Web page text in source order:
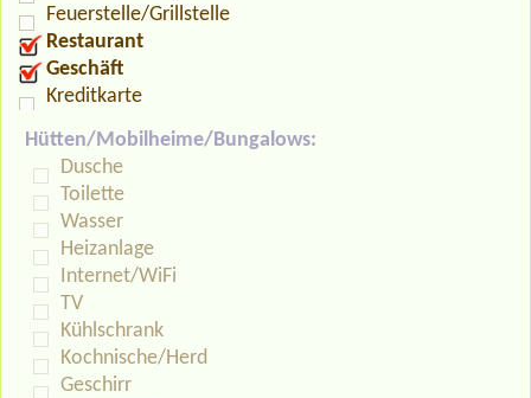
Feuerstelle/Grillstelle
Restaurant
Geschäft
Kreditkarte
Hütten/Mobilheime/Bungalows:
Dusche
Toilette
Wasser
Heizanlage
Internet/WiFi
TV
Kühlschrank
Kochnische/Herd
Geschirr